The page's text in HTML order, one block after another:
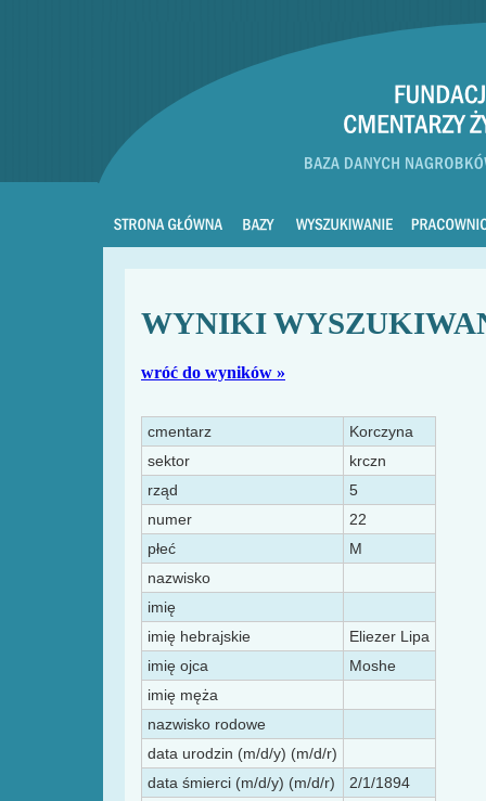
WYNIKI
wróć do wyników »
cmentarz
Korczyna
sektor
krczn
rząd
5
numer
22
płeć
M
nazwisko
imię
imię hebrajskie
Eliezer Lipa
imię ojca
Moshe
imię męża
nazwisko rodowe
data urodzin (m/d/y) (m/d/r)
data śmierci (m/d/y) (m/d/r)
2/1/1894